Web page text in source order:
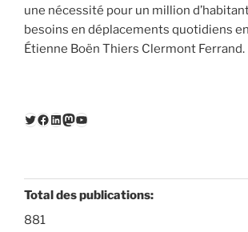
une nécessité pour un million
besoins en déplacements quotidiens
Étienne Boën Thiers Clermont Ferrand.
Twitter
Facebook
LinkedIn
Mastodon
YouTube
Total des publications:
881